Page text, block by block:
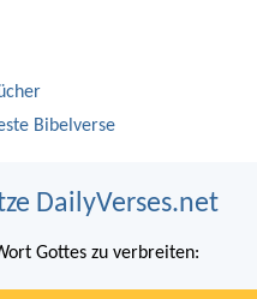
Bibelverse
DailyVerses.net
Gottes zu verbreiten: